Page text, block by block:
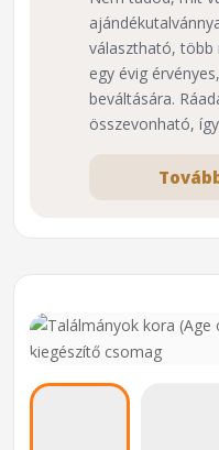
választható, több
egy évig
beváltására.
összevonható,